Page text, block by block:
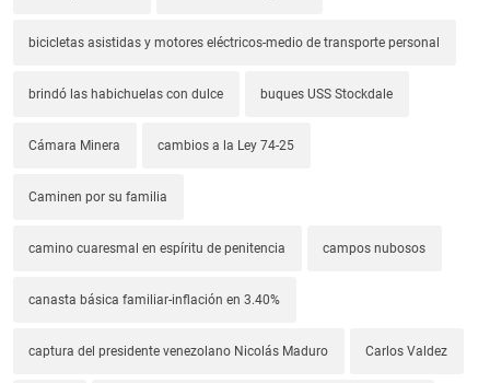
bicicletas asistidas y motores eléctricos-medio de transporte personal
brindó las habichuelas con dulce buques USS Stockdale
Cámara Minera cambios a la Ley 74-25
Caminen por su familia
camino cuaresmal en espíritu de penitencia campos nubosos
canasta básica familiar-inflación en 3.40%
captura del presidente venezolano Nicolás Maduro Carlos Valdez